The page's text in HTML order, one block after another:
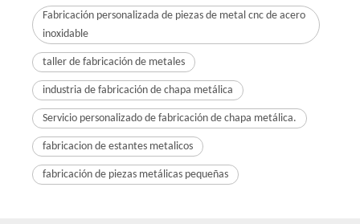
Fabricación personalizada de piezas de metal cnc de acero
inoxidable
taller de fabricación de metales
industria de fabricación de chapa metálica
Servicio personalizado de fabricación de chapa metálica.
fabricacion de estantes metalicos
fabricación de piezas metálicas pequeñas